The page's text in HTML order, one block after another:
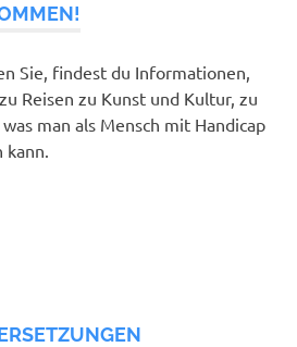
Sie, findest du Informationen,
Reisen zu Kunst und Kultur, zu
man als Mensch mit Handicap